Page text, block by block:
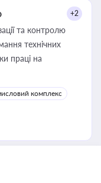
+2
та контролю
технічних
праці на
комплекс